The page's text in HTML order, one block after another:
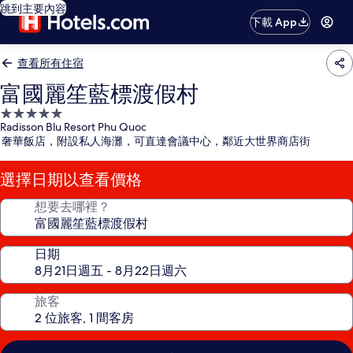
跳到主要內容
下載 App
查看所有住宿
富國麗笙藍標渡假村
5.0
星
級
住
宿
Radisson Blu Resort Phu Quoc
奢華飯店，附設私人海灘，可直達會議中心，鄰近大世界商店街
選擇日期以查看價格
想要去哪裡？
日期
旅客